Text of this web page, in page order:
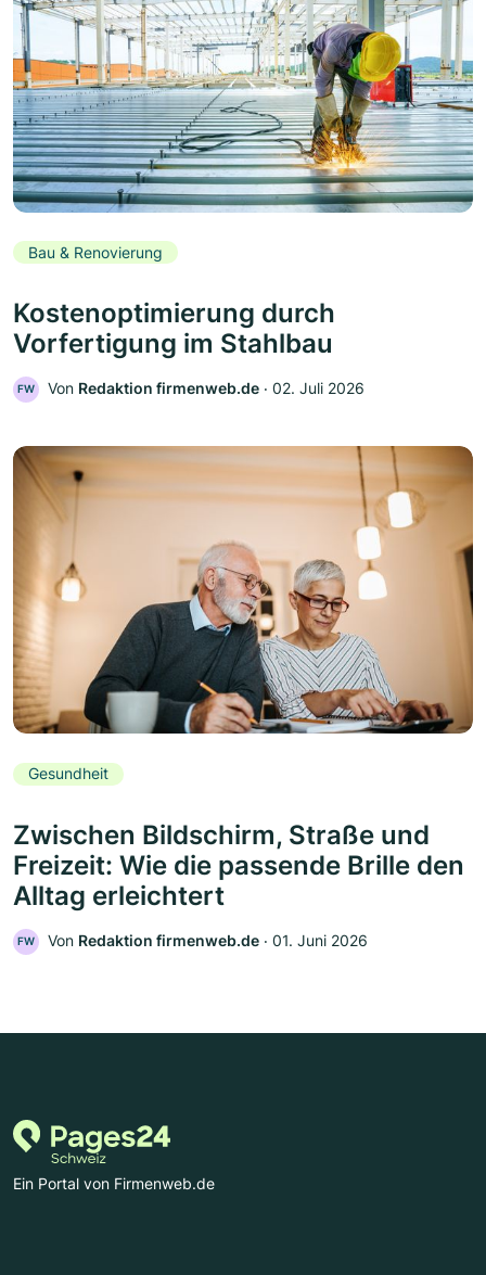
Bau & Renovierung
Kostenoptimierung durch
Vorfertigung im Stahlbau
FW Von Redaktion firmenweb.de ‧ 02. Juli 2026
Gesundheit
Zwischen Bildschirm, Straße und
Freizeit: Wie die passende Brille den
Alltag erleichtert
FW Von Redaktion firmenweb.de ‧ 01. Juni 2026
Ein Portal von Firmenweb.de